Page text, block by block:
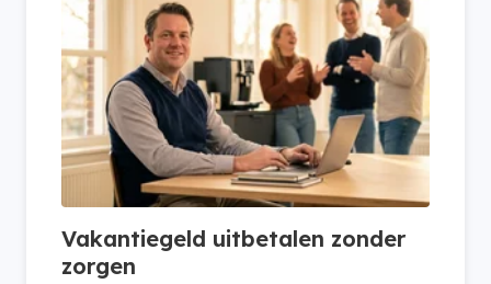
Vakantiegeld uitbetalen zonder
zorgen